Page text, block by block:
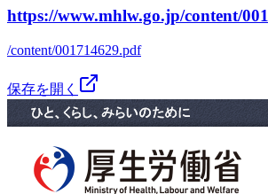
https://www.mhlw.go.jp/content/
/content/001714629.pdf
保存を開く